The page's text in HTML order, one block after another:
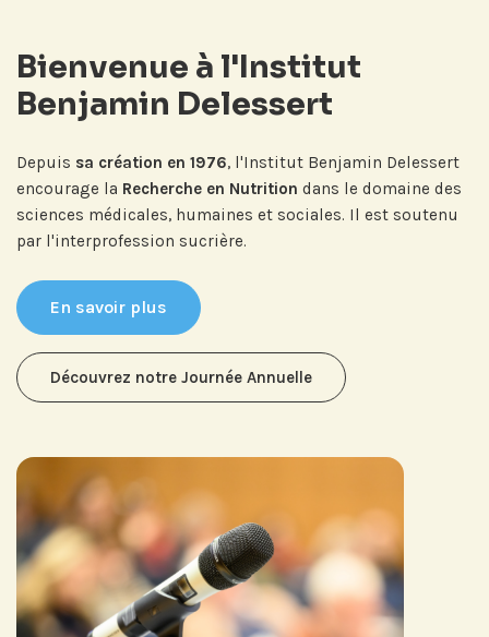
Bienvenue à l'Institut
Benjamin Delessert
Depuis sa création en 1976, l'Institut Benjamin Delessert
encourage la Recherche en Nutrition dans le domaine des
sciences médicales, humaines et sociales. Il est soutenu
par l'interprofession sucrière.
En savoir plus
Découvrez notre Journée Annuelle